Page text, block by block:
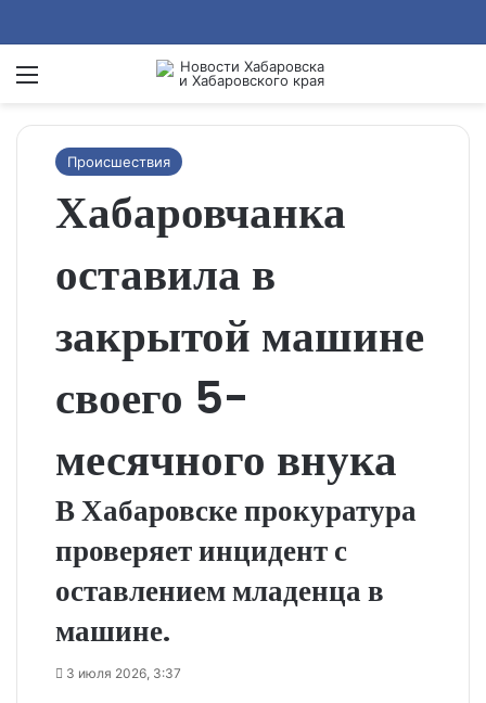
Menu
Происшествия
Хабаровчанка
оставила в
закрытой машине
своего 5-
месячного внука
В Хабаровске прокуратура
проверяет инцидент с
оставлением младенца в
машине.
3 июля 2026, 3:37